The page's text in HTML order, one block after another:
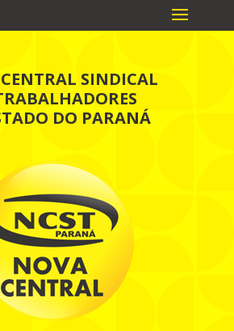
SINDICAL
DO PARANÁ